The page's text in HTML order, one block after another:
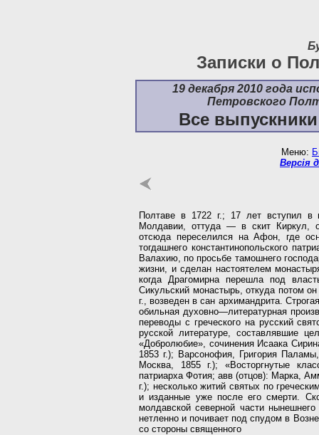
Записки о
19 декабря 2010 года
Петровского
Все
Меню:
Версія
Полтаве в 1722 г.; 17 лет вступил в
Молдавии, оттуда — в скит Киркул,
отсюда переселился на Афон, где
тогдашнего константинопольского
Валахию, по просьбе тамошнего
жизни, и сделан настоятелем
когда Драгомирна перешла под
Сикульский монастырь, откуда потом
г., возведен в сан архимандрита.
обильная духовно—литературная
переводы с греческого на русский
русской литературе, составлявшие
«Добролюбие», сочинения Исаака
1853 г.); Варсонофия, Григория
Москва, 1855 г.); «Восторгнутые
патриарха Фотия; авв (отцов): Марка,
г.); несколько житий святых по
и изданные уже после его смерти.
молдавской северной части
нетленно и почивает под спудом в
со стороны священного